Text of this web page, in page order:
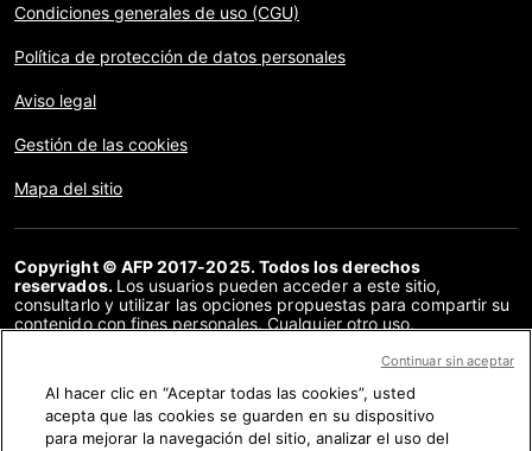
Condiciones generales de uso (CGU)
Política de protección de datos personales
Aviso legal
Gestión de las cookies
Mapa del sitio
Copyright © AFP 2017-2025. Todos los derechos
reservados. Los usuarios pueden acceder a este sitio,
consultarlo y utilizar las opciones propuestas para compartir su
contenido con fines personales. Cualquier otro uso,
distribución del contenido de este sitio, en su totalidad o en
acuerdo específico firmado con la AFP, está estrictamente
prohibido. Los elementos analizados en cada verificación se
presentan o se enlazan en tanto en cuanto son necesarios para
Al hacer clic en “Aceptar todas las cookies”, usted
acepta que las cookies se guarden en su dispositivo
para mejorar la navegación del sitio, analizar el uso del
Continuar sin aceptar